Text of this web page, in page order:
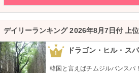
デイリーランキング 2026年8月7日付 上
1 ドラゴン・ヒル・スパ
韓国と言えばチムジルバンスパ